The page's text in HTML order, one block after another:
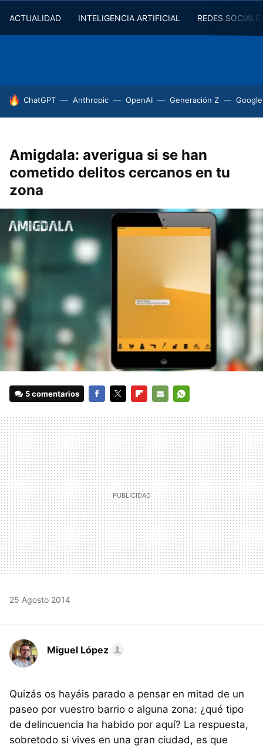
ACTUALIDAD INTELIGENCIA ARTIFICIAL REDES
HOY SE HABLA DE
ChatGPT Anthropic OpenAI Generación Z
Amigdala: averigua si se han
cometido delitos cercanos en tu
zona
5 comentarios
MAIL
25 Agosto 2014
Miguel López
Quizás os hayáis parado a pensar en mitad de un
paseo por vuestro barrio o alguna zona: ¿qué tipo
de delincuencia ha habido por aquí? La respuesta,
sobretodo si vives en una gran ciudad, es que